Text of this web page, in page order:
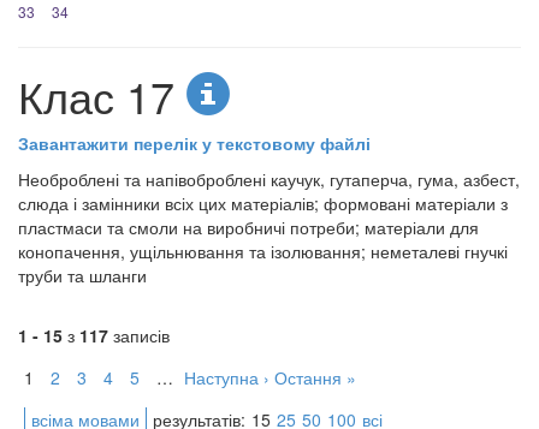
33
34
Клас 17
Завантажити перелік у текстовому файлі
Необроблені та напівоброблені каучук, гутаперча, гума, азбест,
слюда і замінники всіх цих матеріалів; формовані матеріали з
пластмаси та смоли на виробничі потреби; матеріали для
конопачення, ущільнювання та ізолювання; неметалеві гнучкі
труби та шланги
1 - 15 з 117 записів
1
2 3 4 5 … Наступна › Остання »
всіма мовами
результатів: 15 25 50 100 всі